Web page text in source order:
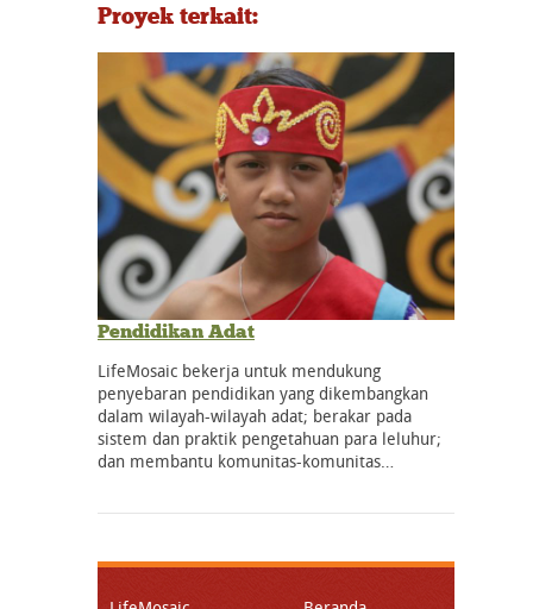
Proyek terkait:
Pendidikan Adat
LifeMosaic bekerja untuk mendukung
penyebaran pendidikan yang dikembangkan
dalam wilayah-wilayah adat; berakar pada
sistem dan praktik pengetahuan para leluhur;
dan membantu komunitas-komunitas…